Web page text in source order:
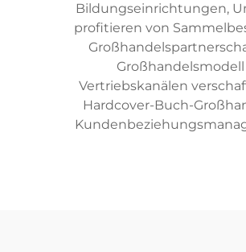
Bildungseinrichtungen,
profitieren von
Vertriebskanälen
Hardcover-Buch-